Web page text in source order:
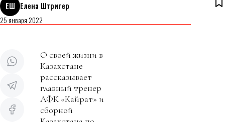
ЕШ Елена Штритер
25 января 2022
О своей жизни в
Казахстане
рассказывает
главный тренер
АФК «Кайрат» и
сборной